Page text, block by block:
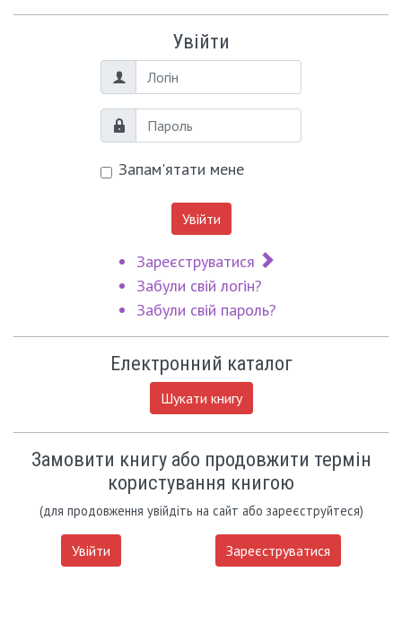
Увійти
Логін
Пароль
Запам'ятати мене
Увійти
Зареєструватися
Забули свій логін?
Забули свій пароль?
Електронний каталог
Шукати книгу
Замовити книгу або продовжити термін
користування книгою
(для продовження увійдіть на сайт або зареєструйтеся)
Увійти Зареєструватися